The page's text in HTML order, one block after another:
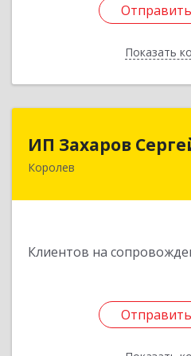
Показать
ИП Захаров
Королев
Клиентов на
ИП Захаров